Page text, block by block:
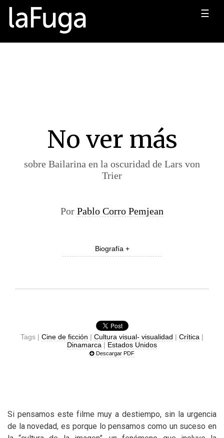
☰
No ver más
sobre Bailarina en la oscuridad de Lars von
Trier
Por Pablo Corro Pemjean
Biografía +
Tags | Cine de ficción | Cultura visual- visualidad | Crítica |
Dinamarca | Estados Unidos
Descargar PDF
Si pensamos este filme muy a destiempo, sin la urgencia
de la novedad, es porque lo pensamos como un suceso en